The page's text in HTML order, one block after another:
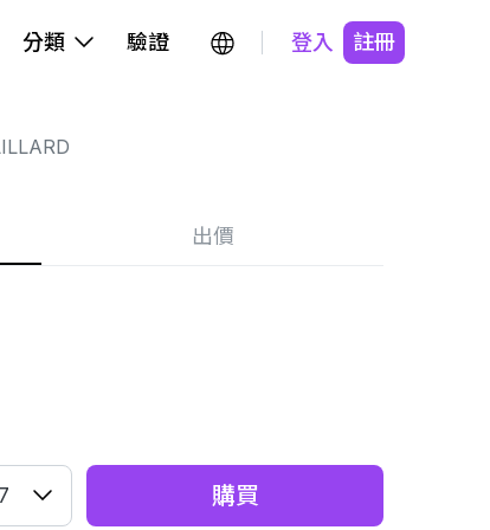
分類 驗證 登入 註冊
出價
購買